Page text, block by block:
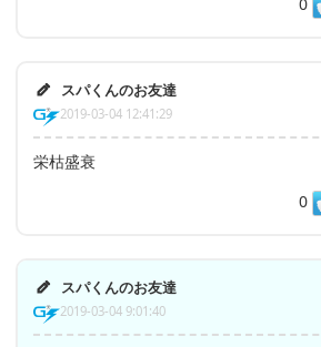
スパくんのお友達
2019-03-04 12:41:29
栄枯盛衰
0
スパくんのお友達
2019-03-04 9:01:40